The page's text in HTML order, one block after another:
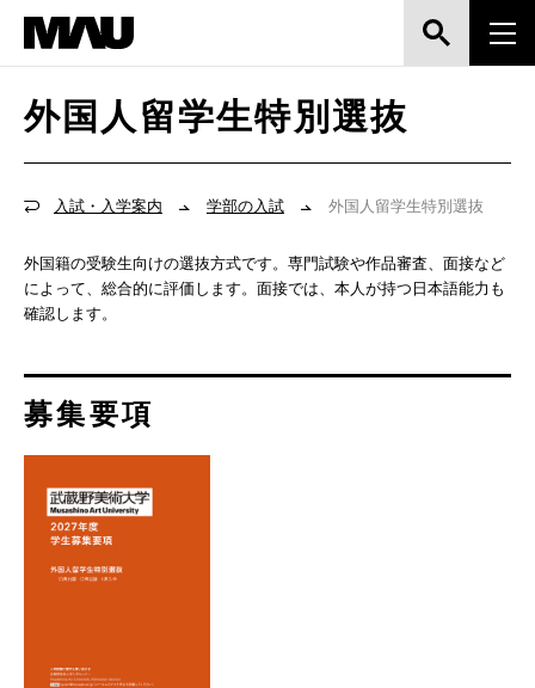
入試・入学案内 学部の入試 外国人留学生特別選抜
外国人留学生特別選抜
外国籍の受験生向けの選抜方式です。専門試験や作品審査、面接など
によって、総合的に評価します。面接では、本人が持つ日本語能力も
確認します。
募集要項